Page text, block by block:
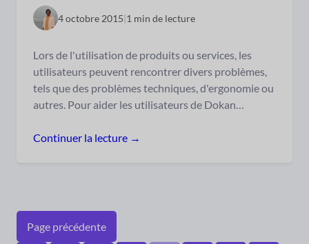
4 octobre 2015|1 min de lecture
Lors de l'utilisation de produits ou services, les
utilisateurs peuvent rencontrer divers problèmes,
tels que des problèmes techniques, d'ergonomie ou
autres. Pour aider les utilisateurs de Dokan…
Continuer la lecture →
Page précédente